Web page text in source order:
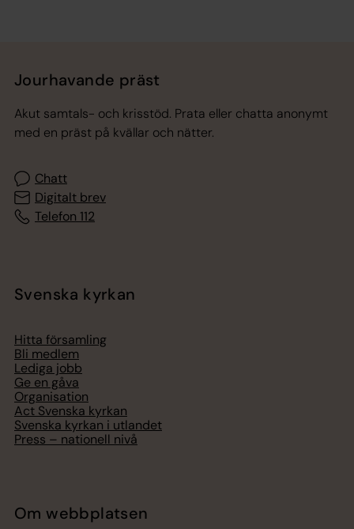
Jourhavande präst
Akut samtals- och krisstöd. Prata eller chatta anonymt
med en präst på kvällar och nätter.
Chatt
Digitalt brev
Telefon 112
Svenska kyrkan
Hitta församling
Bli medlem
Lediga jobb
Ge en gåva
Organisation
Act Svenska kyrkan
Svenska kyrkan i utlandet
Press – nationell nivå
Om webbplatsen